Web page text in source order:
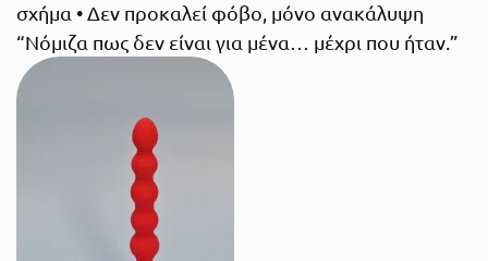
σχήμα • Δεν προκαλεί φόβο, μόνο ανακάλυψη
“Νόμιζα πως δεν είναι για μένα… μέχρι που ήταν.”